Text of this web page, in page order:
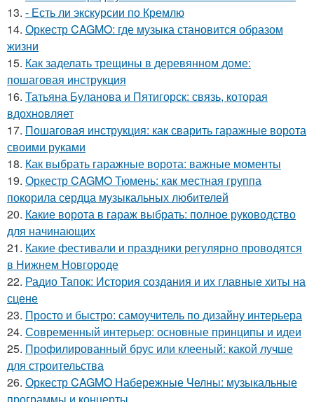
13. - Есть ли экскурсии по Кремлю
14. Оркестр CAGMO: где музыка становится образом
жизни
15. Как заделать трещины в деревянном доме:
пошаговая инструкция
16. Татьяна Буланова и Пятигорск: связь, которая
вдохновляет
17. Пошаговая инструкция: как сварить гаражные ворота
своими руками
18. Как выбрать гаражные ворота: важные моменты
19. Оркестр CAGMO Тюмень: как местная группа
покорила сердца музыкальных любителей
20. Какие ворота в гараж выбрать: полное руководство
для начинающих
21. Какие фестивали и праздники регулярно проводятся
в Нижнем Новгороде
22. Радио Тапок: История создания и их главные хиты на
сцене
23. Просто и быстро: самоучитель по дизайну интерьера
24. Современный интерьер: основные принципы и идеи
25. Профилированный брус или клееный: какой лучше
для строительства
26. Оркестр CAGMO Набережные Челны: музыкальные